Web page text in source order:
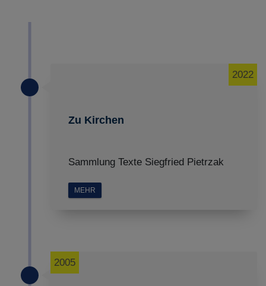
Zu Kirchen
2022
Sammlung Texte Siegfried Pietrzak
MEHR
2005